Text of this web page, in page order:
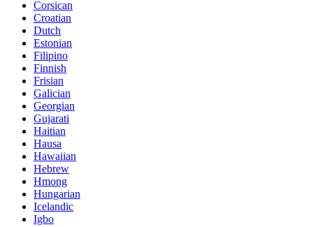
Corsican
Croatian
Dutch
Estonian
Filipino
Finnish
Frisian
Galician
Georgian
Gujarati
Haitian
Hausa
Hawaiian
Hebrew
Hmong
Hungarian
Icelandic
Igbo